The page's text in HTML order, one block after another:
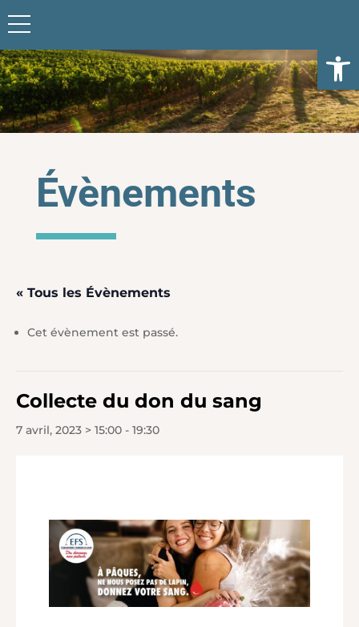
Ouvrir
Évènements
« Tous les Évènements
Cet évènement est passé.
Collecte du don du sang
7 avril, 2023 > 15:00 - 19:30